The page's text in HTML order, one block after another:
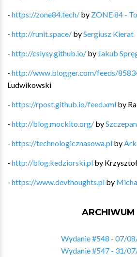
- https://zone84.tech/ by ZONE 84 -
- http://runit.space/ bySergiusz Kierat
- http://cslysy.github.io/ by Jakub
- http://www.blogger.com/feeds/
Ludwikowski
- https://rpost.github.io/feed.xml by
- http://blog.mockito.org/ by
- https://technologicznasowa.pl by
- http://blog.kedziorski.pl by
- https://www.devthoughts.pl by
ARCHIWUM
Wydanie #548 - 07/
Wydanie #547 - 31/